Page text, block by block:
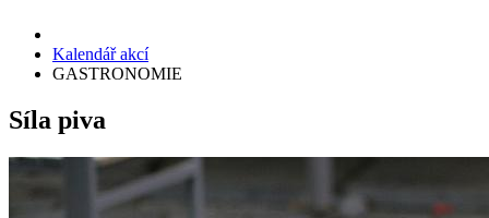
Kalendář akcí
GASTRONOMIE
Síla piva